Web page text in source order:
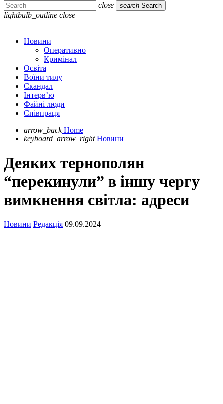
close search Search
lightbulb_outline close
Новини
Оперативно
Кримінал
Освіта
Воїни тилу
Скандал
Інтерв’ю
Файні люди
Співпраця
arrow_back Home
keyboard_arrow_right Новини
Деяких тернополян
“перекинули” в іншу чергу
вимкнення світла: адреси
Новини Редакція 09.09.2024